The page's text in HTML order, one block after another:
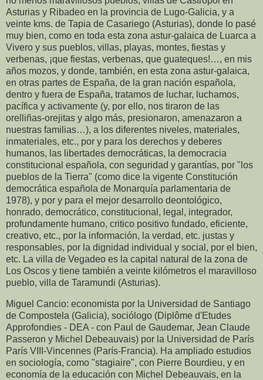
Asturias y Ribadeo en la provincia de Lugo-Galicia, y a
veinte kms. de Tapia de Casariego (Asturias), donde lo pasé
muy bien, como en toda esta zona astur-galaica de Luarca a
Vivero y sus pueblos, villas, playas, montes, fiestas y
verbenas, ¡que fiestas, verbenas, que guateques!…, en mis
años mozos, y donde, también, en esta zona astur-galaica,
en otras partes de España, de la gran nación española,
dentro y fuera de España, tratamos de luchar, luchamos,
pacífica y activamente (y, por ello, nos tiraron de las
orelliñas-orejitas y algo más, presionaron, amenazaron a
nuestras familias…), a los diferentes niveles, materiales,
inmateriales, etc., por y para los derechos y deberes
humanos, las libertades democráticas, la democracia
constitucional española, con seguridad y garantías, por "los
pueblos de la Tierra" (como dice la vigente Constitución
democrática española de Monarquía parlamentaria de
1978), y por y para el mejor desarrollo deontológico,
honrado, democrático, constitucional, legal, integrador,
profundamente humano, critico positivo fundado, eficiente,
creativo, etc., por la información, la verdad, etc. justas y
responsables, por la dignidad individual y social, por el bien,
etc. La villa de Vegadeo es la capital natural de la zona de
Los Oscos y tiene también a veinte kilómetros el maravilloso
pueblo, villa de Taramundi (Asturias).
Miguel Cancio: economista por la Universidad de Santiago
de Compostela (Galicia), sociólogo (Diplôme d'Etudes
Approfondies - DEA - con Paul de Gaudemar, Jean Claude
Passeron y Michel Debeauvais) por la Universidad de París
París VIII-Vincennes (París-Francia). Ha ampliado estudios
en sociología, como "stagiaire", con Pierre Bourdieu, y en
economía de la educación con Michel Debeauvais, en la